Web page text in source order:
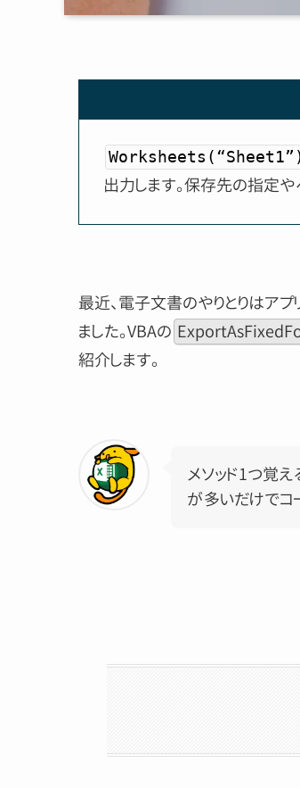
出力します。保存先の指定
最近、電子文書のやりとりはア
ました。VBAの
紹介します。
メソッド1つ覚
が多いだけでコ